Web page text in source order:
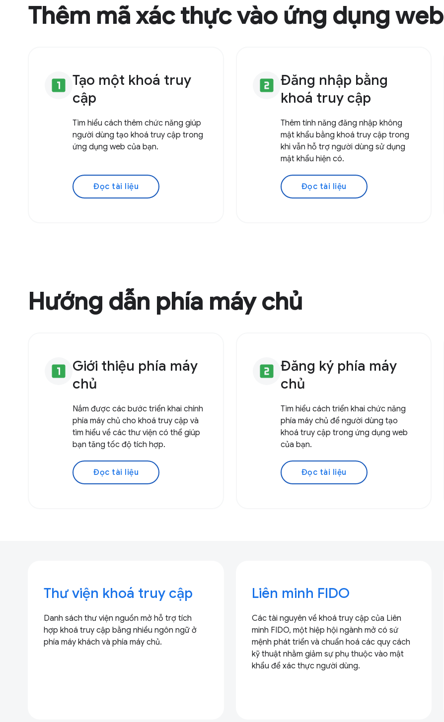
Thêm mã xác thực vào ứng dụng web
looks_one Tạo một khoá truy
cập
Tìm hiểu cách thêm chức năng giúp
người dùng tạo khoá truy cập trong
ứng dụng web của bạn.
Đọc tài liệu
looks_two Đăng nhập bằng
khoá truy cập
Thêm tính năng đăng nhập không
mật khẩu bằng khoá truy cập trong
khi vẫn hỗ trợ người dùng sử dụng
mật khẩu hiện có.
Đọc tài liệu
Hướng dẫn phía máy chủ
looks_one Giới thiệu phía máy
chủ
Nắm được các bước triển khai chính
phía máy chủ cho khoá truy cập và
tìm hiểu về các thư viện có thể giúp
bạn tăng tốc độ tích hợp.
Đọc tài liệu
looks_two Đăng ký phía máy
chủ
Tìm hiểu cách triển khai chức năng
phía máy chủ để người dùng tạo
khoá truy cập trong ứng dụng web
của bạn.
Đọc tài liệu
Thư viện khoá truy cập
Danh sách thư viện nguồn mở hỗ trợ tích
hợp khoá truy cập bằng nhiều ngôn ngữ ở
phía máy khách và phía máy chủ.
Liên minh FIDO
Các tài nguyên về khoá truy cập của Liên
minh FIDO, một hiệp hội ngành mở có sứ
mệnh phát triển và chuẩn hoá các quy cách
kỹ thuật nhằm giảm sự phụ thuộc vào mật
khẩu để xác thực người dùng.